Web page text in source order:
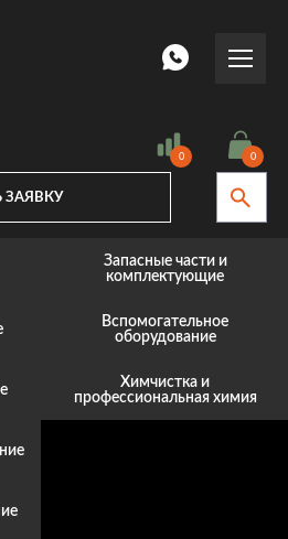
0 0
ЗАЯВКУ
Запасные части и
комплектующие
Вспомогательное
оборудование
Химчистка и
профессиональная химия